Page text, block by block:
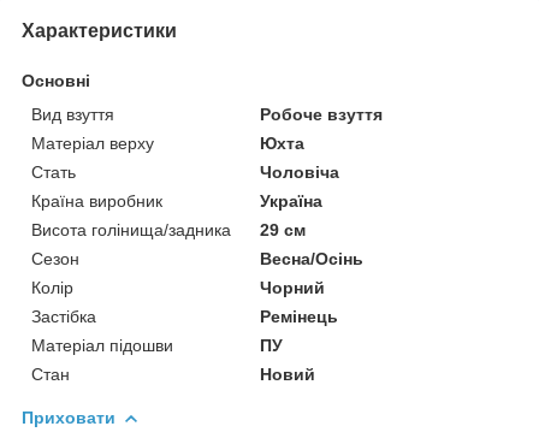
Характеристики
Основні
Вид взуття
Робоче взуття
Матеріал верху
Юхта
Стать
Чоловіча
Країна виробник
Україна
Висота голінища/задника
29 см
Сезон
Весна/Осінь
Колір
Чорний
Застібка
Ремінець
Матеріал підошви
ПУ
Стан
Новий
Приховати